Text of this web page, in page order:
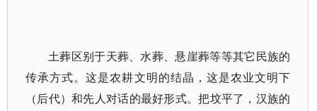
土葬区别于天葬、水葬、悬崖葬等等其它民族的
传承方式。这是农耕文明的结晶，这是农业文明下
（后代）和先人对话的最好形式。把坟平了，汉族的